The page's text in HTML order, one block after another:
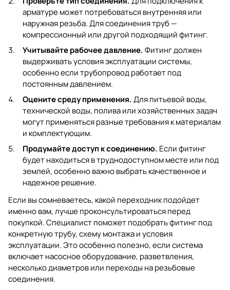
арматуре может потребоваться внутренняя или
наружная резьба. Для соединения труб —
компрессионный или другой подходящий фитинг.
Учитывайте рабочее давление.Фитинг должен
выдерживать условия эксплуатации системы,
особенно если трубопровод работает под
постоянным давлением.
Оцените среду применения.Для питьевой воды,
технической воды, полива или хозяйственных задач
могут применяться разные требования к материалам
и комплектующим.
Продумайте доступ к соединению. Если фитинг
будет находиться в труднодоступном месте или под
землей, особенно важно выбрать качественное и
надежное решение.
Если вы сомневаетесь, какой переходник подойдет
именно вам, лучше проконсультироваться перед
покупкой. Специалист поможет подобрать фитинг под
конкретную трубу, схему монтажа и условия
эксплуатации. Это особенно полезно, если система
включает насосное оборудование, разветвления,
несколько диаметров или переходы на резьбовые
соединения.